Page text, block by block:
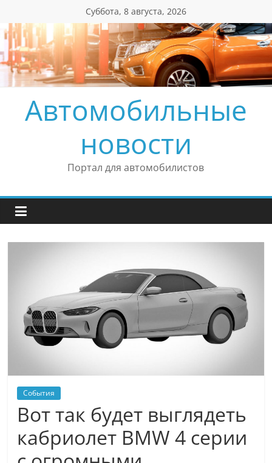
содержимому
Суббота, 8 августа, 2026
Автомобильные
новости
Портал для автомобилистов
События
Вот так будет выглядеть
кабриолет BMW 4 серии